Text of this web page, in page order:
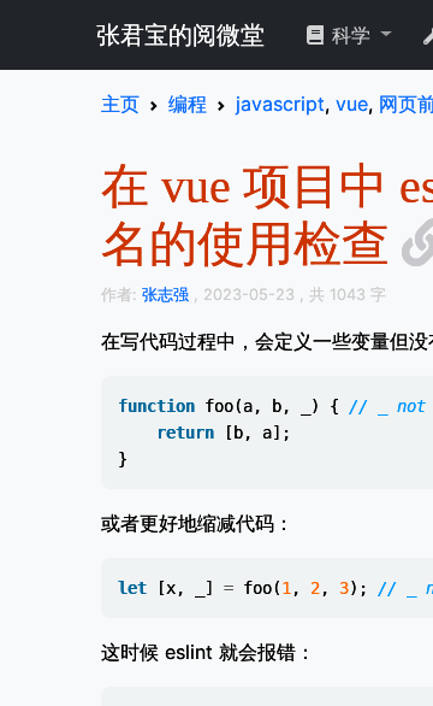
张君宝的阅微堂 科学
主页 编程 javascript, vue, 网页
在 vue 项目中
名的使用检查
作者: 张志强 , 2023-05-23 , 共 1043 字
在写代码过程中，会定义一些变量但
function foo(a, b, ) {
// _ not
return
[b, a];
}
或者更好地缩减代码：
let [x, ] = foo(1 , 2, 3); // _
这时候 eslint 就会报错：